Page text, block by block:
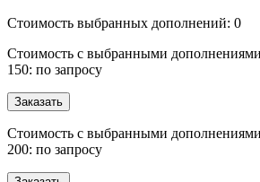
Стоимость выбранных дополнений: 0
Стоимость с выбранными
150: по запросу
Заказать
Стоимость с выбранными
200: по запросу